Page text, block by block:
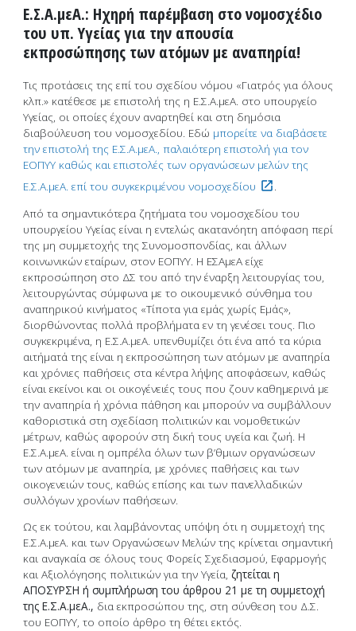
Ε.Σ.Α.μεΑ.: Ηχηρή παρέμβαση στο νομοσχέδιο
του υπ. Υγείας για την απουσία
εκπροσώπησης των ατόμων με αναπηρία!
Τις προτάσεις της επί του σχεδίου νόμου «Γιατρός για όλους
κλπ.» κατέθεσε με επιστολή της η Ε.Σ.Α.μεΑ. στο υπουργείο
Υγείας, οι οποίες έχουν αναρτηθεί και στη δημόσια
διαβούλευση του νομοσχεδίου. Εδώ μπορείτε να διαβάσετε
την επιστολή της Ε.Σ.Α.μεΑ., παλαιότερη επιστολή για τον
ΕΟΠΥΥ καθώς και επιστολές των οργανώσεων μελών της
Ε.Σ.Α.μεΑ. επί του συγκεκριμένου νομοσχεδίου
.
Από τα σημαντικότερα ζητήματα του νομοσχεδίου του
υπουργείου Υγείας είναι η εντελώς ακατανόητη απόφαση περί
της μη συμμετοχής της Συνομοσπονδίας, και άλλων
κοινωνικών εταίρων, στον ΕΟΠΥΥ. Η ΕΣΑμεΑ είχε
εκπροσώπηση στο ΔΣ του από την έναρξη λειτουργίας του,
λειτουργώντας σύμφωνα με το οικουμενικό σύνθημα του
αναπηρικού κινήματος «Τίποτα για εμάς χωρίς Εμάς»,
διορθώνοντας πολλά προβλήματα εν τη γενέσει τους. Πιο
συγκεκριμένα, η Ε.Σ.Α.μεΑ. υπενθυμίζει ότι ένα από τα κύρια
αιτήματά της είναι η εκπροσώπηση των ατόμων με αναπηρία
και χρόνιες παθήσεις στα κέντρα λήψης αποφάσεων, καθώς
είναι εκείνοι και οι οικογένειές τους που ζουν καθημερινά με
την αναπηρία ή χρόνια πάθηση και μπορούν να συμβάλλουν
καθοριστικά στη σχεδίαση πολιτικών και νομοθετικών
μέτρων, καθώς αφορούν στη δική τους υγεία και ζωή. Η
Ε.Σ.Α.μεΑ. είναι η ομπρέλα όλων των β’θμιων οργανώσεων
των ατόμων με αναπηρία, με χρόνιες παθήσεις και των
οικογενειών τους, καθώς επίσης και των πανελλαδικών
συλλόγων χρονίων παθήσεων.
Ως εκ τούτου, και λαμβάνοντας υπόψη ότι η συμμετοχή της
Ε.Σ.Α.μεΑ. και των Οργανώσεων Μελών της κρίνεται σημαντική
και αναγκαία σε όλους τους Φορείς Σχεδιασμού, Εφαρμογής
και Αξιολόγησης πολιτικών για την Υγεία, ζητείται η
ΑΠΟΣΥΡΣΗ ή συμπλήρωση του άρθρου 21 με τη συμμετοχή
της Ε.Σ.Α.μεΑ., δια εκπροσώπου της, στη σύνθεση του Δ.Σ.
του ΕΟΠΥΥ, το οποίο άρθρο τη θέτει εκτός.